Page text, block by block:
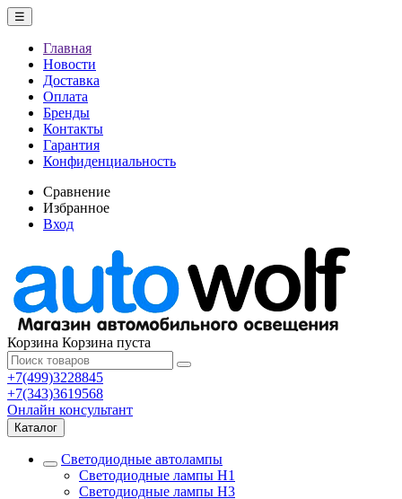
☰
Главная
Новости
Доставка
Оплата
Бренды
Контакты
Гарантия
Конфиденциальность
Сравнение
Избранное
Вход
Корзина Корзина пуста
+7(499)3228845
+7(343)3619568
Онлайн консультант
Каталог
Светодиодные автолампы
Светодиодные лампы H1
Светодиодные лампы H3